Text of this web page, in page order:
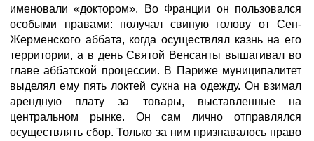
именовали «доктором». Во Франции он пользовался
особыми правами: получал свиную голову от Сен-
Жерменского аббата, когда осуществлял казнь на его
территории, а в день Святой Венсанты вышагивал во
главе аббатской процессии. В Париже муниципалитет
выделял ему пять локтей сукна на одежду. Он взимал
арендную плату за товары, выставленные на
центральном рынке. Он сам лично отправлялся
осуществлять сбор. Только за ним признавалось право